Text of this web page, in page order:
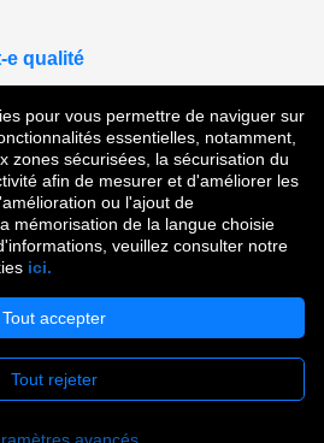
pour vous permettre de naviguer sur
essentielles, notamment,
zones sécurisées, la sécurisation du
afin de mesurer et d'améliorer les
ou l'ajout de
mémorisation de la langue choisie
veuillez consulter notre
ici.
Tout accepter
Tout rejeter
Postuler
e qualité
d'auteur © 2026
| Politique de confidentialité